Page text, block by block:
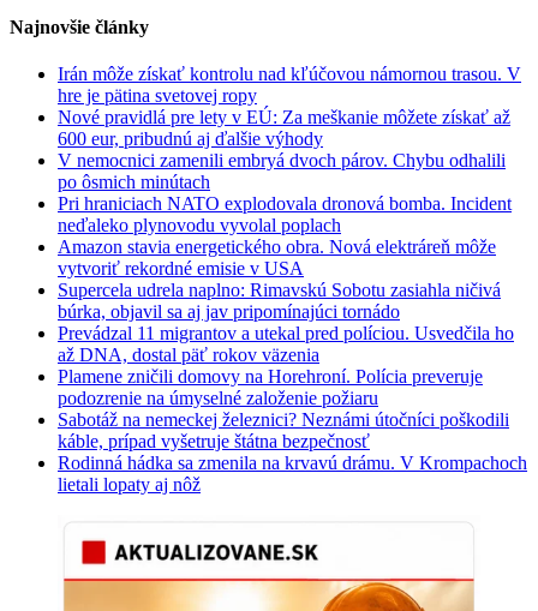
Najnovšie články
Irán môže získať kontrolu nad kľúčovou námornou trasou. V
hre je pätina svetovej ropy
Nové pravidlá pre lety v EÚ: Za meškanie môžete získať až
600 eur, pribudnú aj ďalšie výhody
V nemocnici zamenili embryá dvoch párov. Chybu odhalili
po ôsmich minútach
Pri hraniciach NATO explodovala dronová bomba. Incident
neďaleko plynovodu vyvolal poplach
Amazon stavia energetického obra. Nová elektráreň môže
vytvoriť rekordné emisie v USA
Supercela udrela naplno: Rimavskú Sobotu zasiahla ničivá
búrka, objavil sa aj jav pripomínajúci tornádo
Prevádzal 11 migrantov a utekal pred políciou. Usvedčila ho
až DNA, dostal päť rokov väzenia
Plamene zničili domovy na Horehroní. Polícia preveruje
podozrenie na úmyselné založenie požiaru
Sabotáž na nemeckej železnici? Neznámi útočníci poškodili
káble, prípad vyšetruje štátna bezpečnosť
Rodinná hádka sa zmenila na krvavú drámu. V Krompachoch
lietali lopaty aj nôž